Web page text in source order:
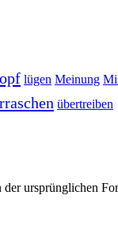
lügen Meinung
übertreiben
ursprünglichen